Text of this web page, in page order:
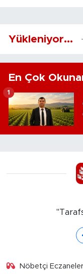
Yükleniyor...
En Çok
1
Nöbetçi Eczaneler